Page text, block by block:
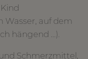
auf dem
hängend …).
Schmerzmittel,